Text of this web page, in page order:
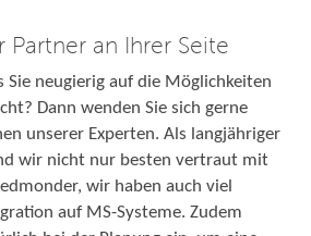
Partner an Ihrer Seite
Sie neugierig auf die Möglichkeiten
Dann wenden Sie sich gerne
unserer Experten. Als langjähriger
wir nicht nur besten vertraut mit
wir haben auch viel
auf MS-Systeme. Zudem